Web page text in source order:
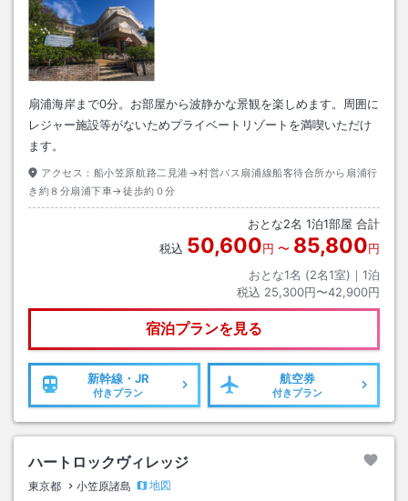
扇浦海岸まで0分。お部屋から波静かな景観を楽しめます。周囲に
レジャー施設等がないためプライベートリゾートを満喫いただけ
ます。
アクセス： 船小笠原航路二見港→村営バス扇浦線船客待合所から扇浦行
き約８分扇浦下車→徒歩約０分
おとな2名 1泊1部屋 合計
税込 50,600円 〜 85,800円
おとな1名 (2名1室)｜ 1泊
税込 25,300円〜42,900円
宿泊プランを見る
新幹線・JR
付きプラン
航空券
付きプラン
ハートロックヴィレッジ
東京都 小笠原諸島
地図